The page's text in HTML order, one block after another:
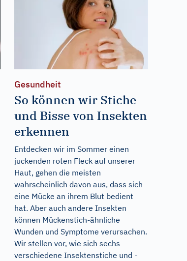
Gesundheit
So können wir Stiche
und Bisse von Insekten
erkennen
Entdecken wir im Sommer einen
juckenden roten Fleck auf unserer
Haut, gehen die meisten
wahrscheinlich davon aus, dass sich
eine Mücke an ihrem Blut bedient
hat. Aber auch andere Insekten
können Mückenstich-ähnliche
Wunden und Symptome verursachen.
Wir stellen vor, wie sich sechs
verschiedene Insektenstiche und -